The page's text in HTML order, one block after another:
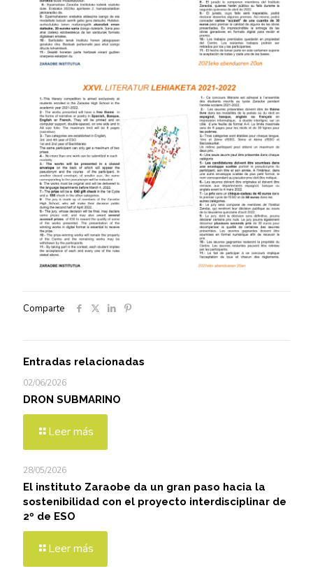
Comparte
Entradas relacionadas
02/06/2026
DRON SUBMARINO
Leer más
28/05/2026
El instituto Zaraobe da un gran paso hacia la
sostenibilidad con el proyecto interdisciplinar de
2º de ESO
Leer más